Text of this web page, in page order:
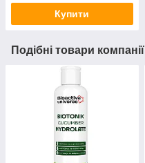
Купити
Подібні товари компанії